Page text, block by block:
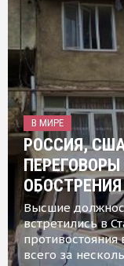
В МИРЕ
РОССИЯ,
Высшие
встретились в
всего за